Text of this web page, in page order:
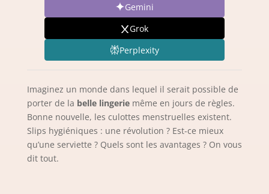
Gemini
Grok
Perplexity
Imaginez un monde dans lequel il serait possible de
porter de la belle lingeriemême en jours de règles.
Bonne nouvelle, les culottes menstruelles existent.
Slips hygiéniques : une révolution ? Est-ce mieux
qu’une serviette ? Quels sont les avantages ? On vous
dit tout.